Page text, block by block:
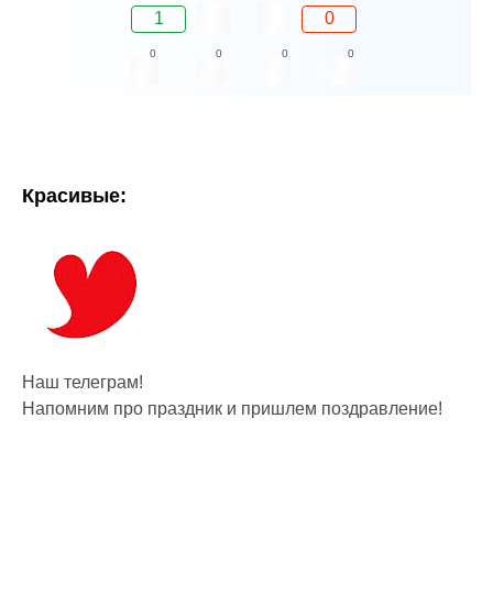
1 0
0 0 0 0
Красивые:
Наш телеграм!
Напомним про праздник и пришлем поздравление!